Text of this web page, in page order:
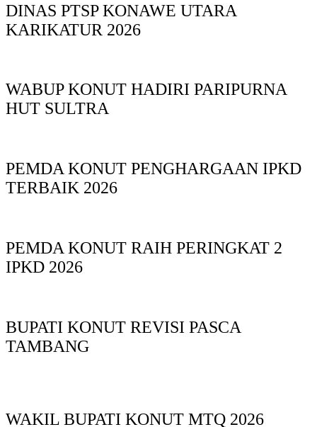
DINAS PTSP KONAWE UTARA
KARIKATUR 2026
WABUP KONUT HADIRI PARIPURNA
HUT SULTRA
PEMDA KONUT PENGHARGAAN IPKD
TERBAIK 2026
PEMDA KONUT RAIH PERINGKAT 2
IPKD 2026
BUPATI KONUT REVISI PASCA
TAMBANG
WAKIL BUPATI KONUT MTQ 2026